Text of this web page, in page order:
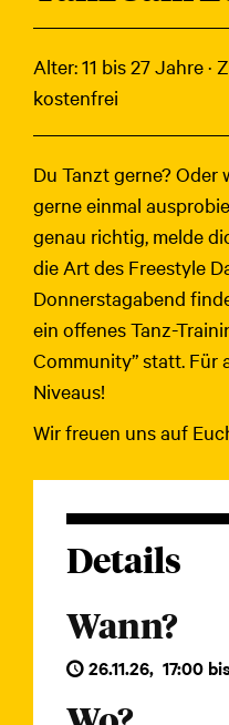
Alter: 11 bis 27 Jahre ·
kostenfrei
Du Tanzt gerne? Oder
gerne einmal
genau richtig, melde
die Art des Freestyle
Donnerstagabend
ein offenes Tanz-
Community” statt. Für
Niveaus!
Wir freuen uns auf
Details
Wann?
26.11.26, 17:00